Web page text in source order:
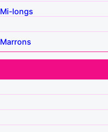
Mi-longs
Marrons